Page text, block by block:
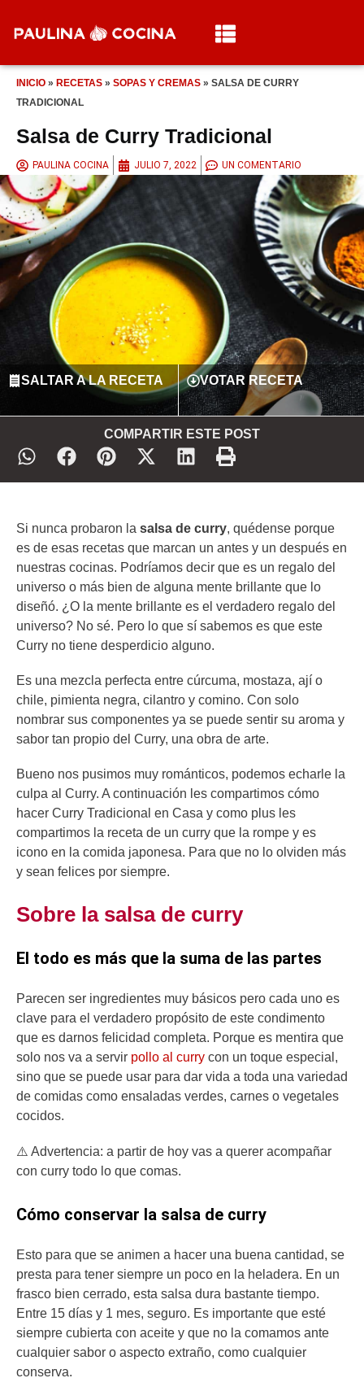
INICIO » RECETAS » SOPAS Y CREMAS » SALSA DE CURRY
TRADICIONAL
Salsa de Curry Tradicional
PAULINA COCINA JULIO 7, 2022 UN COMENTARIO
SALTAR A LA RECETA VOTAR RECETA
COMPARTIR ESTE POST
Si nunca probaron la salsa de curry, quédense porque
es de esas recetas que marcan un antes y un después en
nuestras cocinas. Podríamos decir que es un regalo del
universo o más bien de alguna mente brillante que lo
diseñó. ¿O la mente brillante es el verdadero regalo del
universo? No sé. Pero lo que sí sabemos es que este
Curry no tiene desperdicio alguno.
Es una mezcla perfecta entre cúrcuma, mostaza, ají o
chile, pimienta negra, cilantro y comino. Con solo
nombrar sus componentes ya se puede sentir su aroma y
sabor tan propio del Curry, una obra de arte.
Bueno nos pusimos muy románticos, podemos echarle la
culpa al Curry. A continuación les compartimos cómo
hacer Curry Tradicional en Casa y como plus les
compartimos la receta de un curry que la rompe y es
icono en la comida japonesa. Para que no lo olviden más
y sean felices por siempre.
Sobre la salsa de curry
El todo es más que la suma de las partes
Parecen ser ingredientes muy básicos pero cada uno es
clave para el verdadero propósito de este condimento
que es darnos felicidad completa. Porque es mentira que
solo nos va a servir pollo al curry con un toque especial,
sino que se puede usar para dar vida a toda una variedad
de comidas como ensaladas verdes, carnes o vegetales
cocidos.
⚠️ Advertencia: a partir de hoy vas a querer acompañar
con curry todo lo que comas.
Cómo conservar la salsa de curry
Esto para que se animen a hacer una buena cantidad, se
presta para tener siempre un poco en la heladera. En un
frasco bien cerrado, esta salsa dura bastante tiempo.
Entre 15 días y 1 mes, seguro. Es importante que esté
siempre cubierta con aceite y que no la comamos ante
cualquier sabor o aspecto extraño, como cualquier
conserva.